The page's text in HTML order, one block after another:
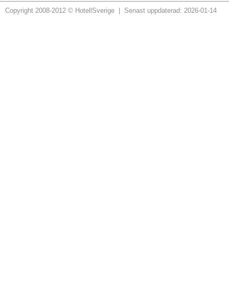
Copyright 2008-2012 © HotellSverige | Senast uppdaterad: 2026-01-14